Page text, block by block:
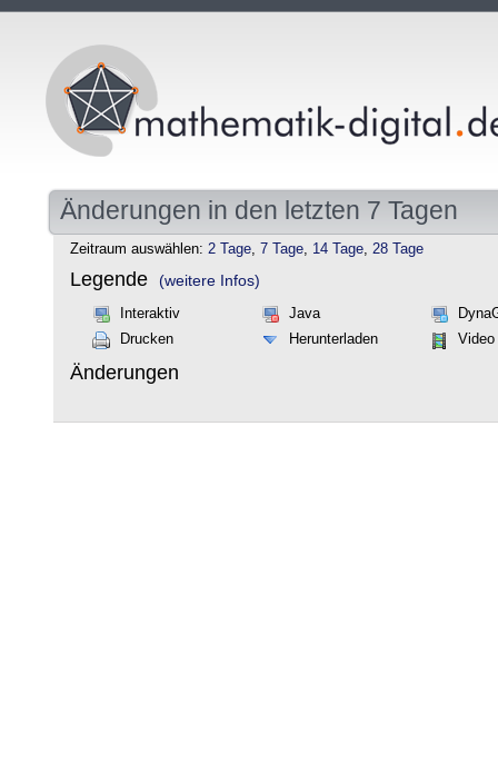
Änderungen in den letzten 7 Tagen
Zeitraum auswählen: 2 Tage, 7 Tage, 14 Tage, 28 Tage
Legende (weitere Infos)
Interaktiv Java
Drucken
Herunterladen Video
Änderungen